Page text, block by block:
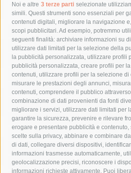
Noi e altre 3 terze parti selezionate
simili. Questi strumenti sono essenziali per
contenuti digitali, migliorare la navigazione
scopi pubblicitari. Ad esempio, potremmo
seguenti finalità: archiviare informazioni su
utilizzare dati limitati per la selezione della
la pubblicità personalizzata, utilizzare profili
pubblicità personalizzata, creare profili per
contenuti, utilizzare profili per la selezione di
misurare le prestazioni degli annunci,
contenuti, comprendere il pubblico
combinazione di dati provenienti da fonti
migliorare i servizi, utilizzare dati limitati per
garantire la sicurezza, prevenire e rilevare
erogare e presentare pubblicità e
scelte sulla privacy, abbinare e combinare
di dati, collegare diversi dispositivi,
informazioni trasmesse automaticamente,
geolocalizzazione precisi, riconoscere i
informazioni richieste attivamente. Puoi
Tag
acqua allerta meteo
anas
area marina protetta di punta
Asl Napoli 3 sud
capitaneria di porto
castellammare di stabia
comune di sorrento
concerto
costiera amalfitana
covid-19 eav
fondazione sorrento
gori guardia
lavori
lorenzo balducelli mare
massimo coppola
Meta napoli
penisola sorrentina
piano di